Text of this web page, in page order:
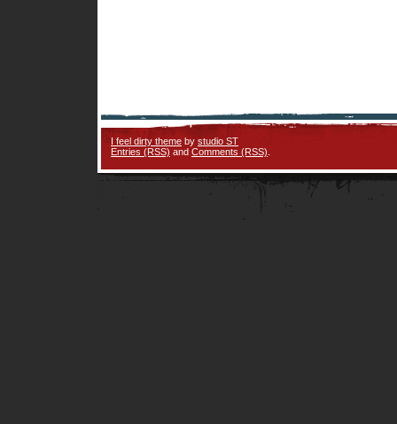
I feel dirty theme by studio ST
Entries (RSS) and Comments (RSS)